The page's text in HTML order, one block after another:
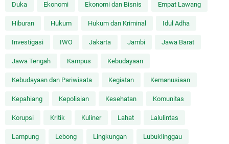
Duka Ekonomi Ekonomi dan Bisnis Empat Lawang
Hiburan Hukum Hukum dan Kriminal Idul Adha
Investigasi IWO Jakarta Jambi Jawa Barat
Jawa Tengah Kampus Kebudayaan
Kebudayaan dan Pariwisata Kegiatan Kemanusiaan
Kepahiang Kepolisian Kesehatan Komunitas
Korupsi Kritik Kuliner Lahat Lalulintas
Lampung Lebong Lingkungan Lubuklinggau